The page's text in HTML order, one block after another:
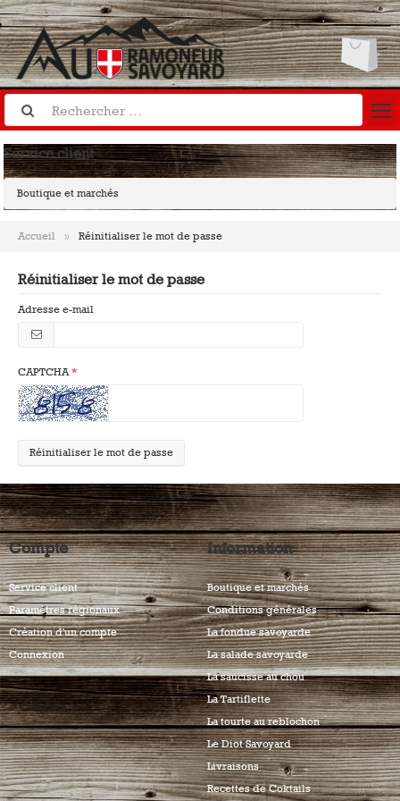
Service client
Boutique et marchés
Accueil Réinitialiser le mot de passe
Réinitialiser le mot de passe
Adresse e-mail
CAPTCHA
Réinitialiser le mot de passe
Compte
Service client
Paramètres régionaux
Création d'un compte
Connexion
Information
Boutique et marchés
Conditions générales
La fondue savoyarde
La salade savoyarde
La saucisse au chou
La Tartiflette
La tourte au reblochon
Le Diot Savoyard
Livraisons
Recettes de Coktails